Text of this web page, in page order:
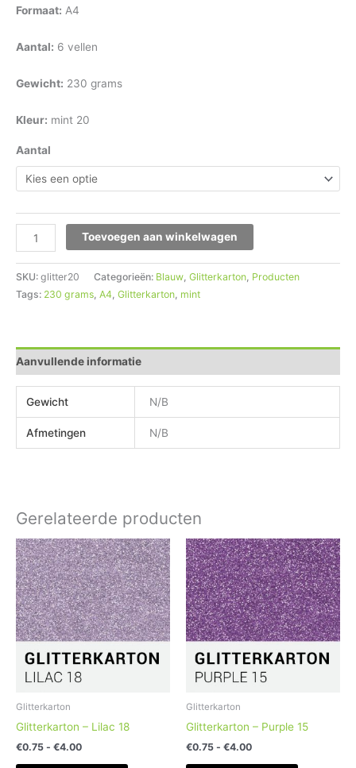
Formaat: A4
Aantal: 6 vellen
Gewicht: 230 grams
Kleur: mint 20
Aantal
Toevoegen aan winkelwagen
SKU: glitter20 Categorieën: Blauw, Glitterkarton, Producten
Tags: 230 grams, A4, Glitterkarton, mint
Aanvullende informatie
Gewicht N/B
Afmetingen N/B
Gerelateerde producten
Glitterkarton
Glitterkarton – Lilac 18
€0.75 - €4.00
Prijsklasse:
€0.75
tot
€4.00
Dit
product
heeft
meerdere
variaties.
Deze
optie
kan
op
Glitterkarton
Glitterkarton – Purple 15
€0.75 - €4.00
Prijsklasse:
€0.75
tot
€4.00
Dit
product
heeft
meerdere
variaties.
Deze
optie
kan
op